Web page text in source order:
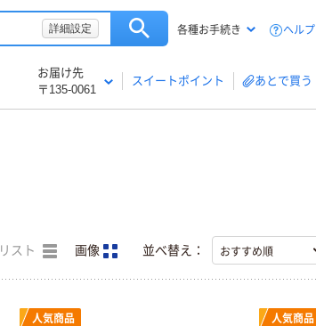
詳細設定 各種お手続き ヘルプ
お届け先
〒135-0061
スイートポイント あとで買う
リスト 画像 並べ替え：
人気商品 人気商品